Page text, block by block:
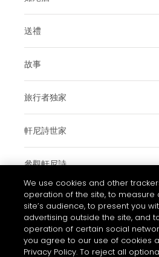
送禮
故事
旅行者独家
軒尼詩世家
參觀軒尼詩
使用條款與細則
常見問題
私隱和COOKIES政策通知
We use cookies and other
operation of the site, to measure
site’s audience, to present you
advertising outside the site, and
operation of certain social
you agree to our use of cookies
Privacy Policy. To reject all